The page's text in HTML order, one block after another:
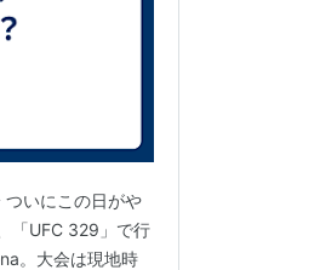
ついにこの日がや
「UFC 329」で行
。大会は現地時